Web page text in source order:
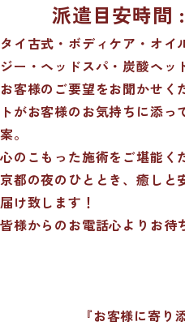
派遣目安時
タイ古式・ボディケア・オイ
ジー・ヘッドスパ・炭酸ヘ
お客様のご要望をお聞かせく
トがお客様のお気持ちに添
案。
心のこもった施術をご堪能く
京都の夜のひととき、癒しと
届け致します！
皆様からのお電話心よりお待
『お客様に寄り